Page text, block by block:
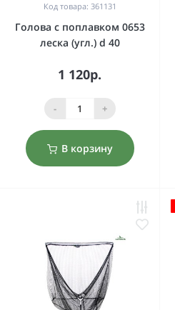
Код товара: 361131
Голова с поплавком 0653
леска (угл.) d 40
1 120р.
- +
В корзину